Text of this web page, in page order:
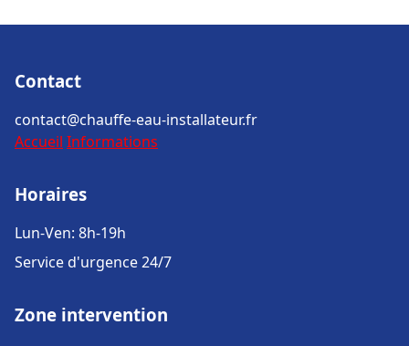
Contact
contact@chauffe-eau-installateur.fr
Accueil Informations
Horaires
Lun-Ven: 8h-19h
Service d'urgence 24/7
Zone intervention